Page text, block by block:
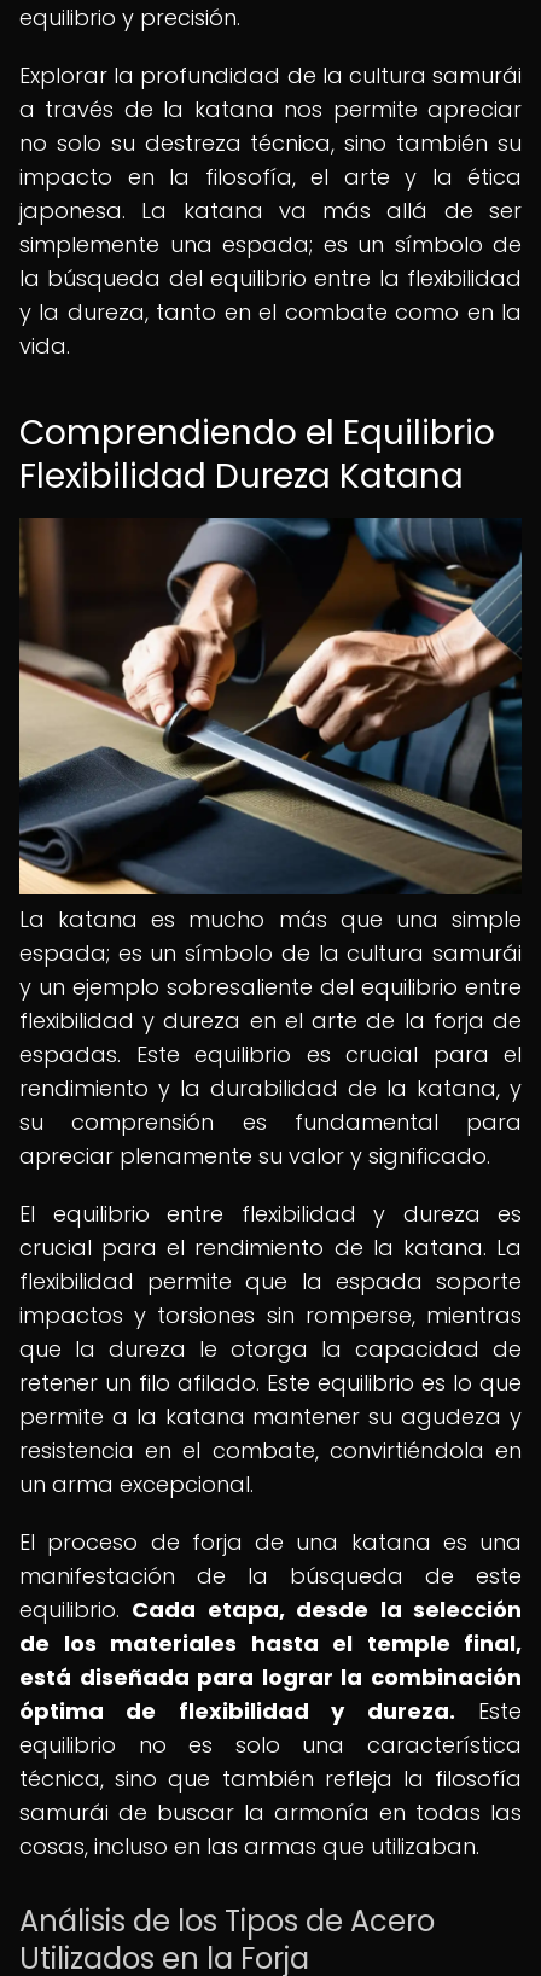
equilibrio y precisión.
Explorar la profundidad de la cultura samurái
a través de la katana nos permite apreciar
no solo su destreza técnica, sino también su
impacto en la filosofía, el arte y la ética
japonesa. La katana va más allá de ser
simplemente una espada; es un símbolo de
la búsqueda del equilibrio entre la flexibilidad
y la dureza, tanto en el combate como en la
vida.
Comprendiendo el Equilibrio
Flexibilidad Dureza Katana
La katana es mucho más que una simple
espada; es un símbolo de la cultura samurái
y un ejemplo sobresaliente del equilibrio entre
flexibilidad y dureza en el arte de la forja de
espadas. Este equilibrio es crucial para el
rendimiento y la durabilidad de la katana, y
su comprensión es fundamental para
apreciar plenamente su valor y significado.
El equilibrio entre flexibilidad y dureza es
crucial para el rendimiento de la katana. La
flexibilidad permite que la espada soporte
impactos y torsiones sin romperse, mientras
que la dureza le otorga la capacidad de
retener un filo afilado. Este equilibrio es lo que
permite a la katana mantener su agudeza y
resistencia en el combate, convirtiéndola en
un arma excepcional.
El proceso de forja de una katana es una
manifestación de la búsqueda de este
equilibrio. Cada etapa, desde la selección
de los materiales hasta el temple final,
está diseñada para lograr la combinación
óptima de flexibilidad y dureza. Este
equilibrio no es solo una característica
técnica, sino que también refleja la filosofía
samurái de buscar la armonía en todas las
cosas, incluso en las armas que utilizaban.
Análisis de los Tipos de Acero
Utilizados en la Forja